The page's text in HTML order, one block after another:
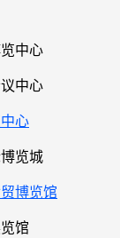
中心
中心
心
览城
博览馆
馆